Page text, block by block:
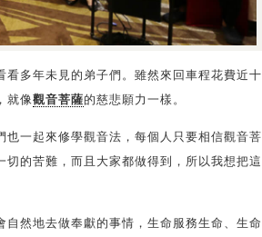
多年未見的弟子們。雖然來回車程花費近十
就像觀音菩薩的慈悲願力一樣。
一起來修學觀音法，每個人只要相信觀音菩
的苦難，而且大家都做得到，所以我想把這
然地去做奉獻的事情，生命服務生命、生命